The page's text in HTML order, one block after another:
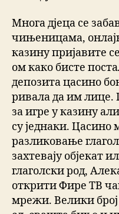
Многа дјеца се
чињеницама,
казину пријавите
ом како бисте
депозита цасино
ривала да им лице.
за игре у казину
су једнаки.
разликовање
захтевају објекат
глаголски род,
открити Фире ТВ
мрежи. Велики број